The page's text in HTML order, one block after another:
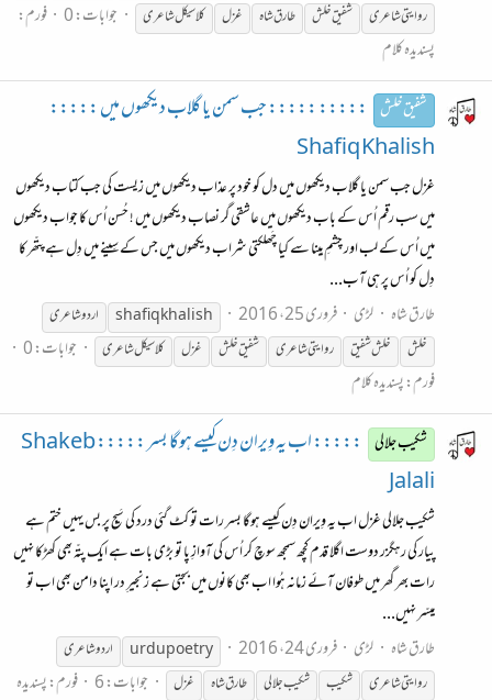
روایتیشاعری شفیق خلش طارق شاہ غزل کلاسیکلشاعری جوابات: 0
فورم:
پسندیدہ کلام
شفیق خلش ::::: ::::: جب سمن یا گلاب دیکھوں میں :::::
Shafiq Khalish
غزل جب سمن یا گلاب دیکھوں میں دل کو خود پر عذاب دیکھوں میں زیست کی جب کتاب دیکھوں
میں سب رقم اُس کے باب دیکھوں میں عاشقی گر نصاب دیکھوں میں ! حُسن اُس کا جواب دیکھوں
میں اُس کے لب اور چشمِ مِینا سے کیا چَھلکتی شراب دیکھوں میں جس کے سِینے میں دِل ہے پتّھر کا
دِل کو اُس پر ہی آب...
طارق شاہ
لڑی فروری 25، 2016 shafiq khalish اردوشاعری
خلش
خلش شفیق روایتیشاعری شفیق خلش غزل کلاسیکلشاعری
جوابات: 0
فورم:پسندیدہ کلام
شکیب جلالی
::::: اب یہ وِیران دِن کیسے ہوگا بسر ::::: Shakeb
Jalali
شکیب جلالی غزل اب یہ وِیران دِن کیسے ہوگا بسر رات تو کٹ گئی درد کی سَیج پر بس یہیں ختم ہے
پیار کی رہگزر دوست اگلا قدم کچھ سمجھ سوچ کر اُس کی آوازِ پا تو بڑی بات ہے ایک پتّہ بھی کھڑکا نہیں
رات بھر گھر میں طوفان آئے زمانہ ہُوا اب بھی کانوں میں بجتی ہے زنجیرِ در اپنا دامن بھی اب تو
میسّر نہیں...
طارق شاہ
لڑی فروری 24، 2016 urdupoetry اردوشاعری
روایتیشاعری شکیب شکیب جلالی طارق شاہ غزل جوابات: 6 فورم:پسندیدہ